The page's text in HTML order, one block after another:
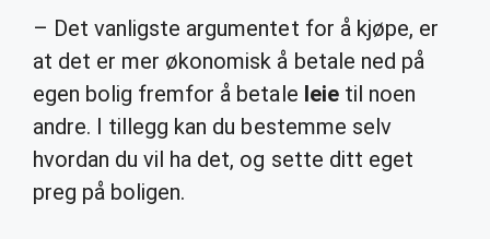
– Det vanligste argumentet for å kjøpe, er
at det er mer økonomisk å betale ned på
egen bolig fremfor å betale leietil noen
andre. I tillegg kan du bestemme selv
hvordan du vil ha det, og sette ditt eget
preg på boligen.